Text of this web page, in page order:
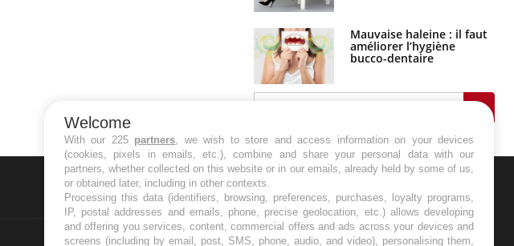
Mauvaise haleine : il faut
améliorer l’hygiène
bucco-dentaire
NEWSLETTER
Recevez toutes les semaines les meilleures
Welcome
With our 225 partners, we wish to store and access information on your devices
(cookies, pixels in emails, etc.), combine and share your personal data with our
partners, whether collected on this website or in our emails, already held by some of us,
or obtained later, including in other contexts.
Processing this data (identifiers, browsing, preferences, purchases, loyalty programs,
IP, postal addresses and emails, phone, precise geolocation, etc.) allows developing
and offering you services, content, commercial offers and ads across your devices and
screens (including by email, post, SMS, phone, audio, and video), personalising them,